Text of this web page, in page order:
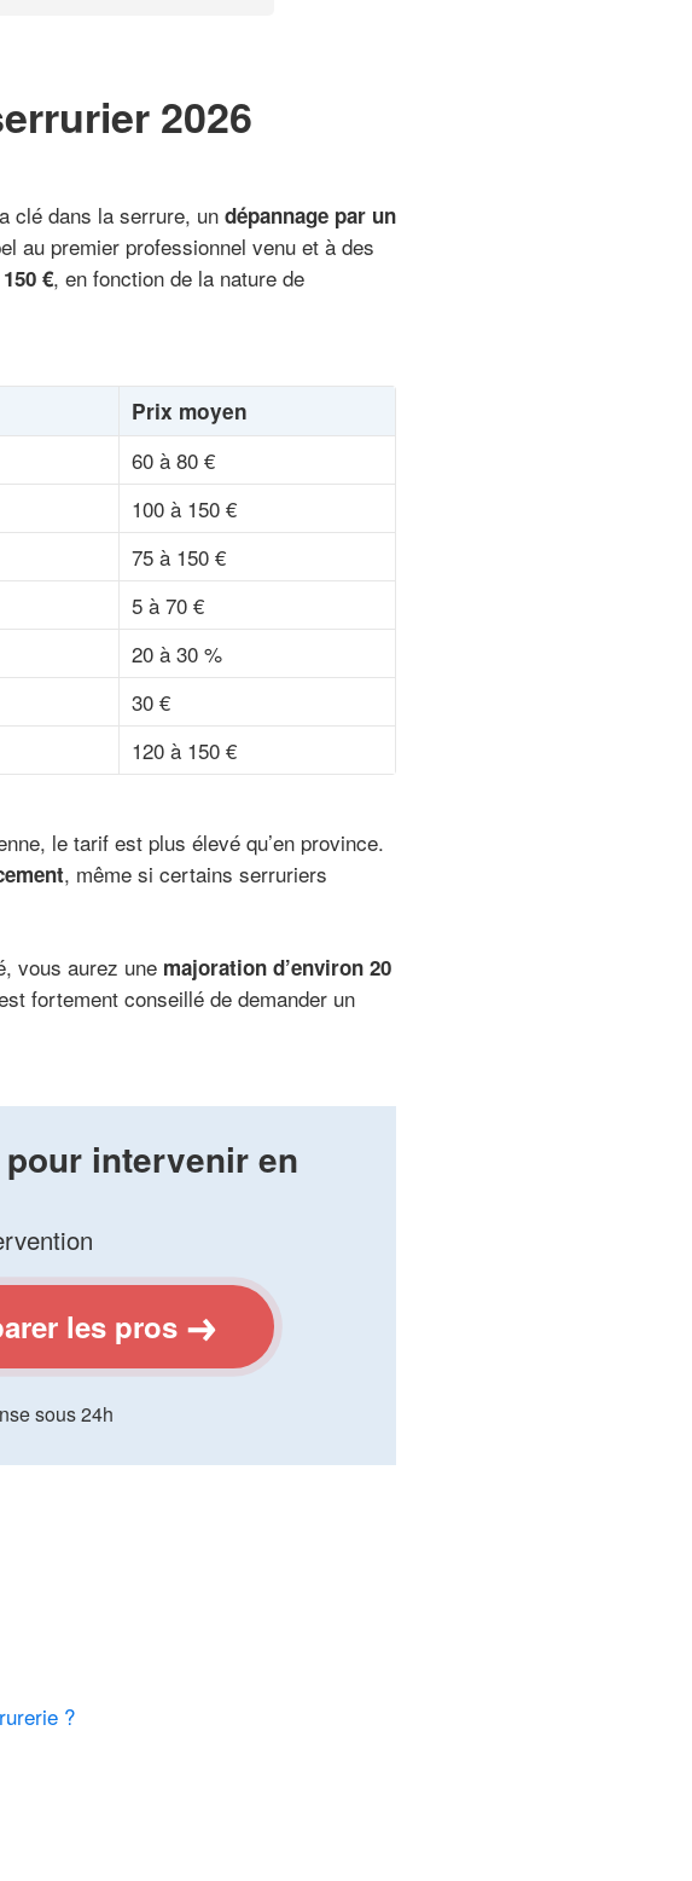
2026
clé dans la serrure, un dépannage par un
au premier professionnel venu et à des
€, en fonction de la nature de
Prix moyen
60 à 80 €
100 à 150 €
75 à 150 €
5 à 70 €
20 à 30 %
30 €
120 à 150 €
le tarif est plus élevé qu’en province.
, même si certains serruriers
vous aurez une majoration d’environ 20
fortement conseillé de demander un
intervenir en
les pros
sous 24h
?